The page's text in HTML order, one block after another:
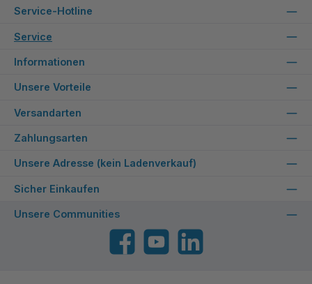
Service-Hotline
Service
Informationen
Unsere Vorteile
Versandarten
Zahlungsarten
Unsere Adresse (kein Ladenverkauf)
Sicher Einkaufen
Unsere Communities
FacebookYouTube